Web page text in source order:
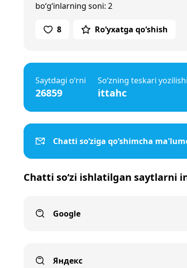
bo‘g‘inlarning soni: 2
8 Ro‘yxatga qo‘shish
Saytdagi o‘rni
26859
So‘zning teskari yozilishi
ittahc
Chatti so‘ziga qo‘shimcha
Chatti so‘zi ishlatilgan saytlarni
Google
Яндекс